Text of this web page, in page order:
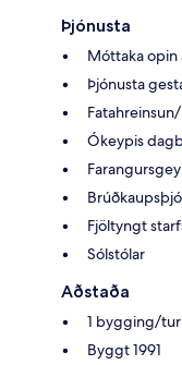
Þjónusta
Móttaka opin
Þjónusta
Ókeypis
Fjöltyngt
Sólstólar
Aðstaða
1 bygging/
Byggt 1991